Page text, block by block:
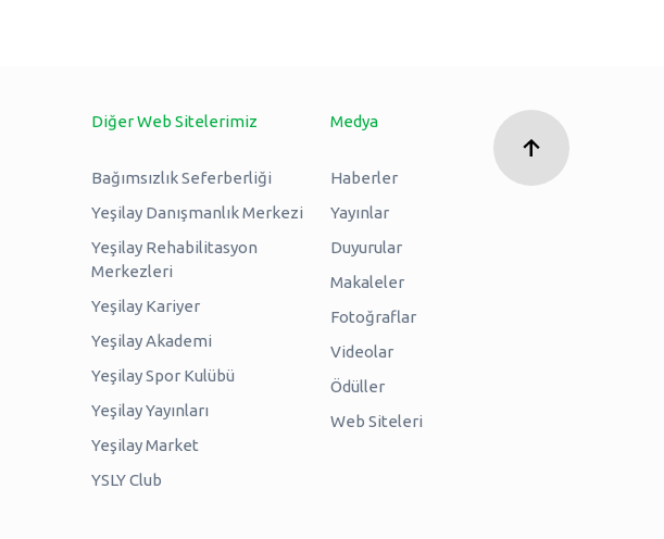
Diğer Web Sitelerimiz
Bağımsızlık Seferberliği
Yeşilay Danışmanlık Merkezi
Yeşilay Rehabilitasyon
Merkezleri
Yeşilay Kariyer
Yeşilay Akademi
Yeşilay Spor Kulübü
Yeşilay Yayınları
Yeşilay Market
YSLY Club
Medya
Haberler
Yayınlar
Duyurular
Makaleler
Fotoğraflar
Videolar
Ödüller
Web Siteleri